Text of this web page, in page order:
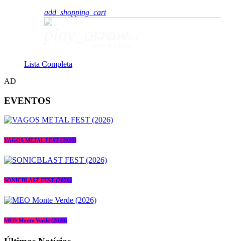
add_shopping_cart
Lista Completa
AD
EVENTOS
VAGOS METAL FEST (2026)
SONICBLAST FEST (2026)
MEO Monte Verde (2026)